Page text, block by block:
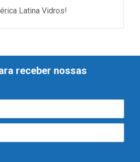
Latina Vidros!
receber nossas